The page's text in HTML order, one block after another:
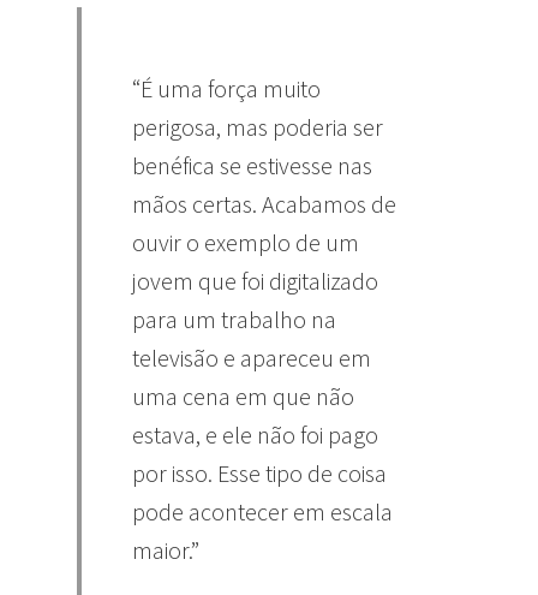
“É uma força muito
perigosa, mas poderia ser
benéfica se estivesse nas
mãos certas. Acabamos de
ouvir o exemplo de um
jovem que foi digitalizado
para um trabalho na
televisão e apareceu em
uma cena em que não
estava, e ele não foi pago
por isso. Esse tipo de coisa
pode acontecer em escala
maior.”